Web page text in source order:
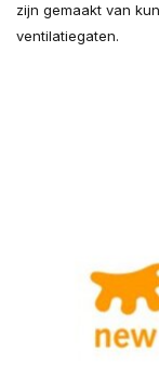
zijn gemaakt van
ventilatiegaten.